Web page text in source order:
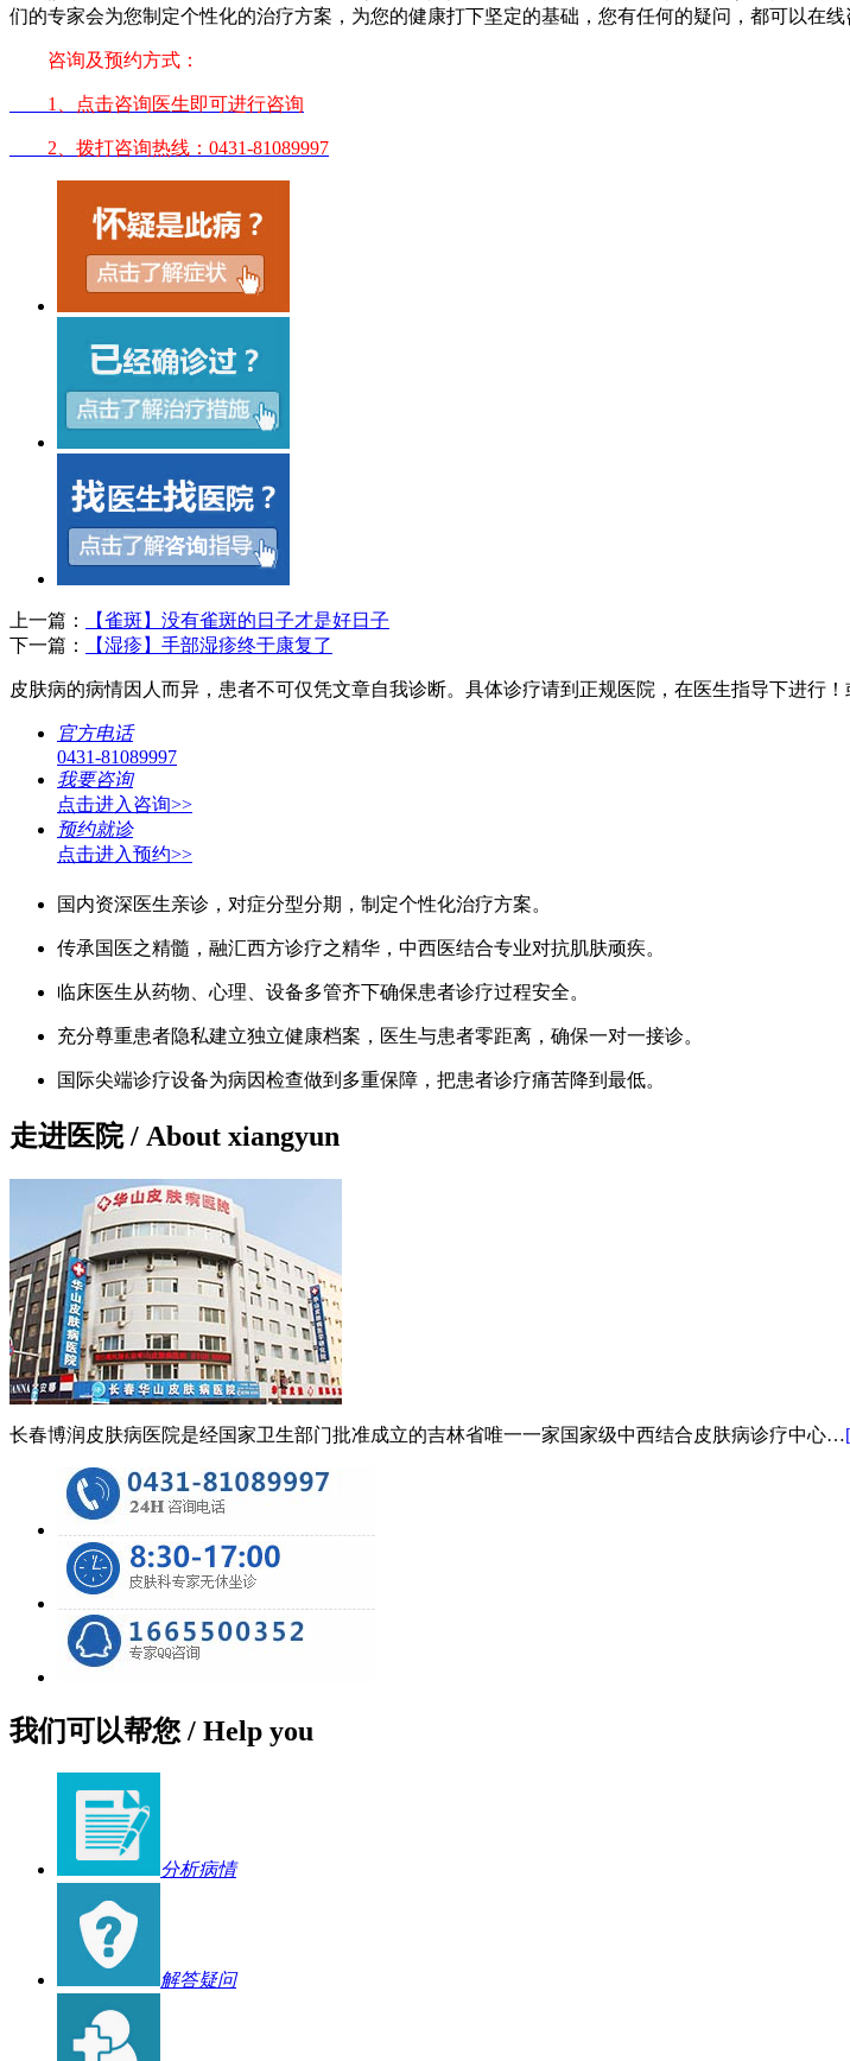
们的专家会为您制定个性化的治疗方案，为您的健康打下坚定的基础，您有任何的疑问，都可以在线
咨询及预约方式：
1、点击咨询医生即可进行咨询
2、拨打咨询热线：0431-81089997
上一篇：
【雀斑】没有雀斑的日子才是好日子
下一篇：
【湿疹】手部湿疹终于康复了
皮肤病的病情因人而异，患者不可仅凭文章自我诊断。具体诊疗请到正规医院，在医生指导下进行
官方电话
0431-81089997
我要咨询
点击进入咨询>>
预约就诊
点击进入预约>>
国内资深医生亲诊，对症分型分期，制定个性化治疗方案。
传承国医之精髓，融汇西方诊疗之精华，中西医结合专业对抗肌肤顽疾。
临床医生从药物、心理、设备多管齐下确保患者诊疗过程安全。
充分尊重患者隐私建立独立健康档案，医生与患者零距离，确保一对一接诊。
国际尖端诊疗设备为病因检查做到多重保障，把患者诊疗痛苦降到最低。
走进医院/ About xiangyun
长春博润皮肤病医院是经国家卫生部门批准成立的吉林省唯一一家国家级中西结合皮肤病诊疗中心…
我们可以帮您 / Help you
分析病情
解答疑问